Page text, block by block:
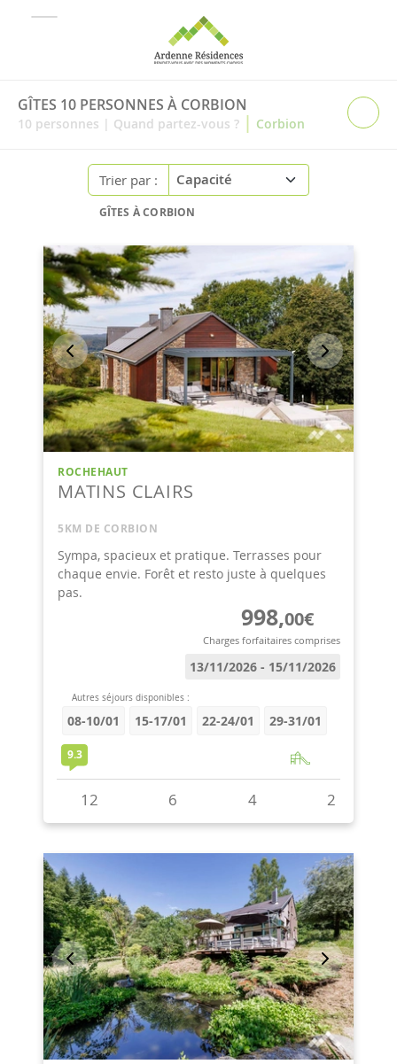
GÎTES 10 PERSONNES À CORBION
10 personnes | Quand partez-vous ? | Corbion
Trier par :
GÎTES À CORBION